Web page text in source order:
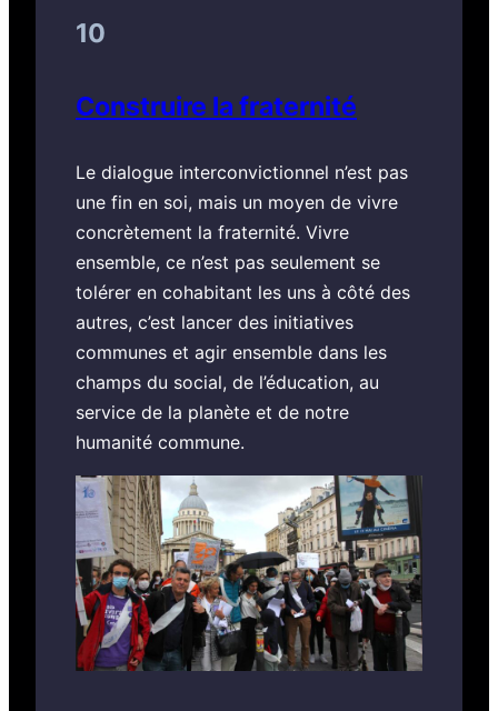
10
Construire la fraternité
Le dialogue interconvictionnel n’est pas
une fin en soi, mais un moyen de vivre
concrètement la fraternité. Vivre
ensemble, ce n’est pas seulement se
tolérer en cohabitant les uns à côté des
autres, c’est lancer des initiatives
communes et agir ensemble dans les
champs du social, de l’éducation, au
service de la planète et de notre
humanité commune.